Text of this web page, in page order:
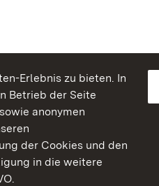
Erlebnis zu bieten. In
Betrieb der Seite
anonymen
der Cookies und den
in die weitere